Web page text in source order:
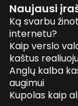
Naujausi
Ką svarbu
internetu?
Kaip verslo
kaštus
Anglų kalba
augimui
Kupolas kaip